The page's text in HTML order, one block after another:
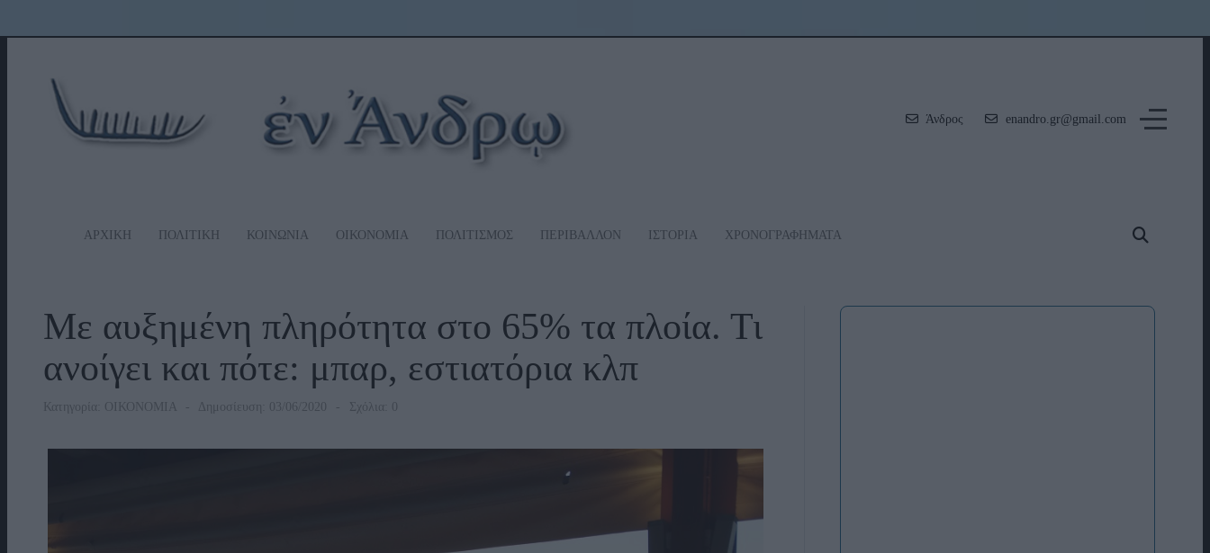
Άνδρος enandro.gr@gmail.com
ΑΡΧΙΚΗ ΠΟΛΙΤΙΚΗ ΚΟΙΝΩΝΙΑ ΟΙΚΟΝΟΜΙΑ ΠΟΛΙΤΙΣΜΟΣ ΠΕΡΙΒΑΛΛΟΝ ΙΣΤΟΡΙΑ ΧΡΟΝΟΓΡΑΦΗΜΑΤΑ
Με αυξημένη πληρότητα στο 65% τα πλοία. Τι
ανοίγει και πότε: μπαρ, εστιατόρια κλπ
Κατηγορία: ΟΙΚΟΝΟΜΙΑ Δημοσίευση: 03/06/2020 Σχόλια: 0